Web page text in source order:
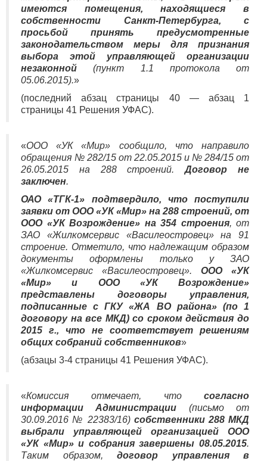
имеются помещения, находящиеся в
собственности Санкт-Петербурга, с
просьбой принять предусмотренные
законодательством меры для признания
выбора этой управляющей организации
незаконной (пункт 1.1 протокола от
05.06.2015).»
(последний абзац страницы 40 — абзац 1
страницы 41 Решения УФАС).
«ООО «УК «Мир» сообщило, что направило
обращения № 282/15 от 22.05.2015 и № 284/15 от
26.05.2015 на 288 строений.Договор не
заключен.
ОАО «ТГК-1» подтвердило, что поступили
заявки от ООО «УК «Мир» на 288 строений, от
ООО «УК Возрождение» на 354 строения, от
ЗАО «Жилкомсервис «Василеостровец» на 91
строение. Отметило, что надлежащим образом
документы оформлены только у ЗАО
«Жилкомсервис «Василеостровец». ООО «УК
«Мир» и ООО «УК Возрождение»
представлены договоры управления,
подписанные с ГКУ «ЖА ВО района» (по 1
договору на все МКД) со сроком действия до
2015 г., что не соответствует решениям
общих собраний собственников»
(абзацы 3-4 страницы 41 Решения УФАС).
«Комиссия отмечает, что согласно
информации Администрации (письмо от
30.09.2016 № 22383/16) собственники 288 МКД
выбрали управляющей организацией ООО
«УК «Мир» и собрания завершены 08.05.2015.
Таким образом, договор управления в